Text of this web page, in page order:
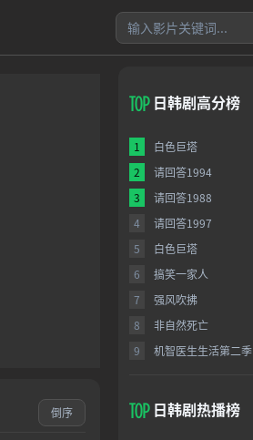
倒序
日韩剧高分榜
1
白色巨塔
2
请回答1994
3
请回答1988
4
请回答1997
5
白色巨塔
6
搞笑一家人
7
强风吹拂
8
非自然死亡
9 机智医生生活第二季
日韩剧热播榜